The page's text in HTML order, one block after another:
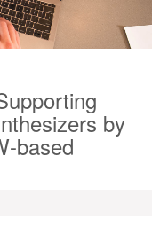
by
based